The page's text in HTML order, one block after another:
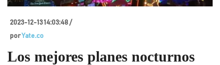
2023-12-13 14:03:48 /
porYate.co
Los mejores planes nocturnos